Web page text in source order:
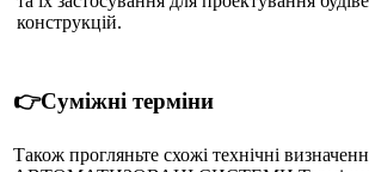
конструкцій.
👉Суміжні терміни
Також прогляньте схожі технічні